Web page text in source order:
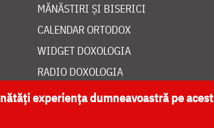
MĂNĂSTIRI ȘI BISERICI
CALENDAR ORTODOX
WIDGET DOXOLOGIA
RADIO DOXOLOGIA
experiența dumneavoastră pe acest